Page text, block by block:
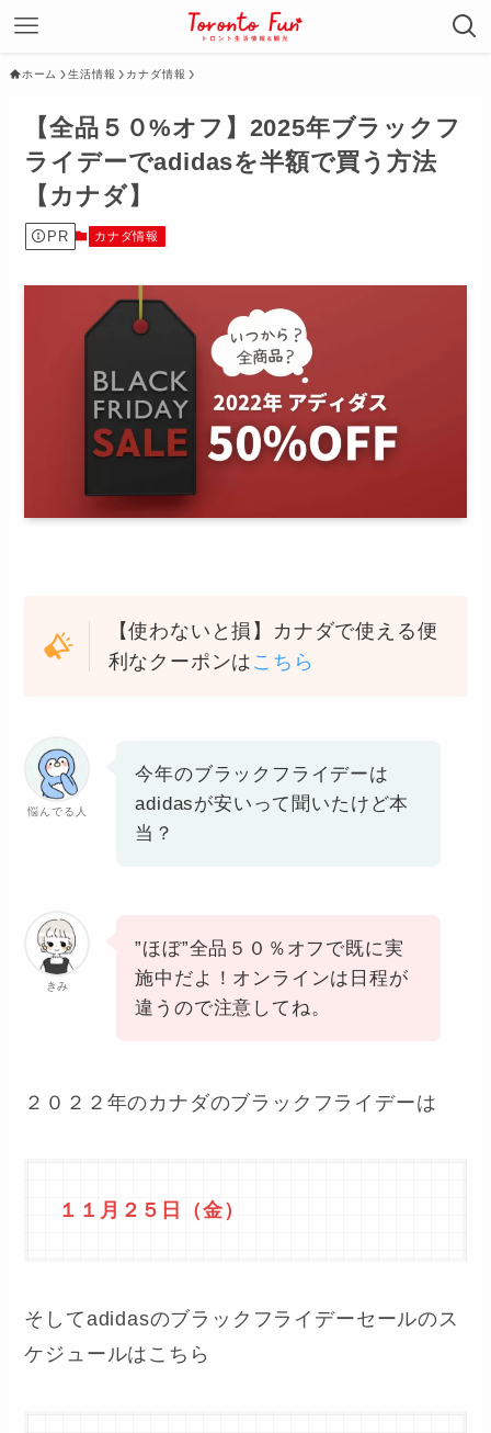
ホーム 生活情報 カナダ情報
【全品５０%オフ】2025年ブラックフ
ライデーでadidasを半額で買う方法
【カナダ】
PR カナダ情報
【使わないと損】カナダで使える便
利なクーポンは こちら
悩んでる人
今年のブラックフライデーは
adidasが安いって聞いたけど本
当？
きみ
”ほぼ”全品５０％オフで既に実
施中だよ！オンラインは日程が
違うので注意してね。
２０２２年のカナダのブラックフライデーは
１１月２５日（金）
そしてadidasのブラックフライデーセールのス
ケジュールはこちら